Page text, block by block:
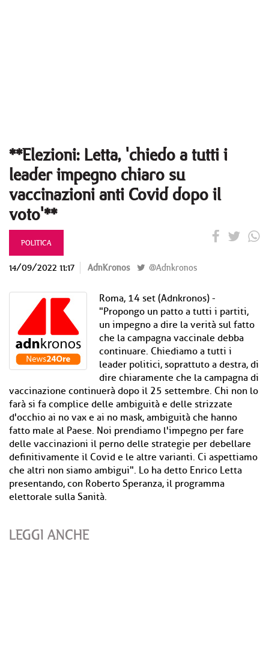
**Elezioni: Letta, 'chiedo a tutti i
leader impegno chiaro su
vaccinazioni anti Covid dopo il
voto'**
POLITICA
14/09/2022 11:17 AdnKronos @Adnkronos
Roma, 14 set (Adnkronos) -
"Propongo un patto a tutti i partiti,
un impegno a dire la verità sul fatto
che la campagna vaccinale debba
continuare. Chiediamo a tutti i
leader politici, soprattuto a destra, di
dire chiaramente che la campagna di
vaccinazione continuerà dopo il 25 settembre. Chi non lo
farà si fa complice delle ambiguità e delle strizzate
d'occhio ai no vax e ai no mask, ambiguità che hanno
fatto male al Paese. Noi prendiamo l'impegno per fare
delle vaccinazioni il perno delle strategie per debellare
definitivamente il Covid e le altre varianti. Ci aspettiamo
che altri non siamo ambigui". Lo ha detto Enrico Letta
presentando, con Roberto Speranza, il programma
elettorale sulla Sanità.
LEGGI ANCHE